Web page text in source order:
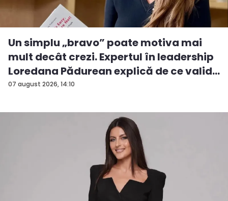
07 august 2026, 14:10
Un simplu „bravo” poate motiva mai
mult decât crezi. Expertul în leadership
Loredana Pădurean explică de ce valid...